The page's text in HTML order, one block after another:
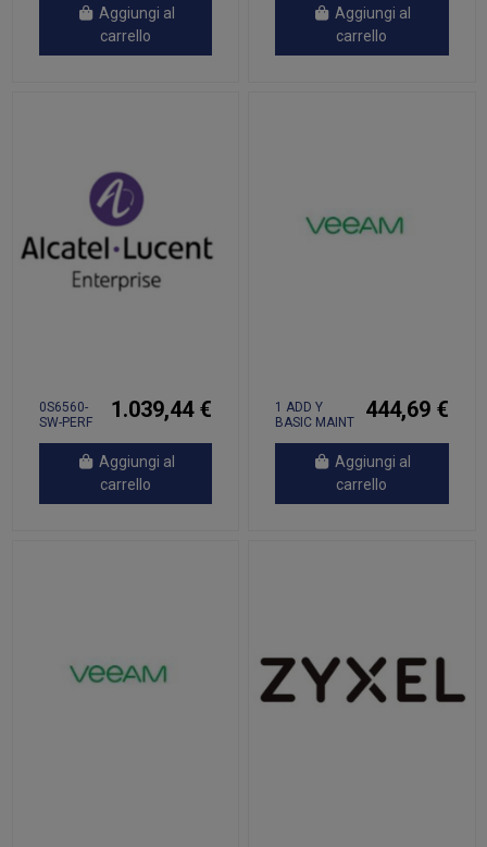
Aggiungi al
carrello
Aggiungi al
carrello
0S6560-
SW-PERF
1.039,44 €
Aggiungi al
carrello
1 ADD Y
BASIC MAINT
444,69 €
Aggiungi al
carrello